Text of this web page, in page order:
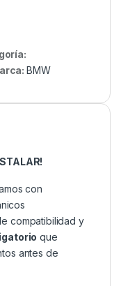
BMW
con
compatibilidad y
que
antes de